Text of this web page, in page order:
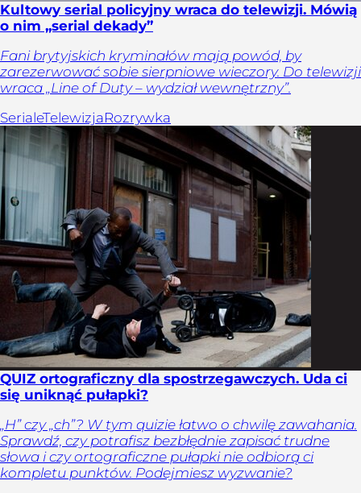
Kultowy serial policyjny wraca do telewizji. Mówią
o nim „serial dekady”
Fani brytyjskich kryminałów mają powód, by
zarezerwować sobie sierpniowe wieczory. Do telewizji
wraca „Line of Duty – wydział wewnętrzny”.
SerialeTelewizjaRozrywka
QUIZ ortograficzny dla spostrzegawczych. Uda ci
się uniknąć pułapki?
„H” czy „ch”? W tym quizie łatwo o chwilę zawahania.
Sprawdź, czy potrafisz bezbłędnie zapisać trudne
słowa i czy ortograficzne pułapki nie odbiorą ci
kompletu punktów. Podejmiesz wyzwanie?